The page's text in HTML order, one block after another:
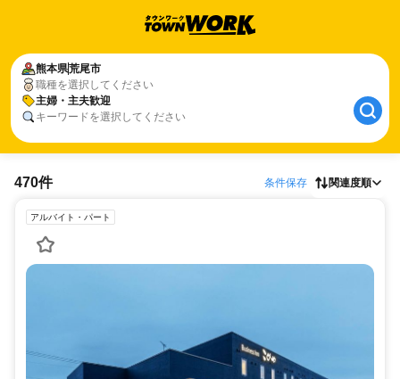
熊本県荒尾市
職種を選択してください
主婦・主夫歓迎
キーワードを選択してください
470件 条件保存 関連度順
アルバイト・パート